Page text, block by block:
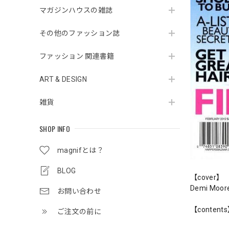
マガジンハウスの雑誌
その他のファッション誌
ファッション 関連書籍
ART & DESIGN
雑貨
SHOP INFO
magnifとは？
BLOG
お問い合わせ
ご注文の前に
【cover】
Demi
【